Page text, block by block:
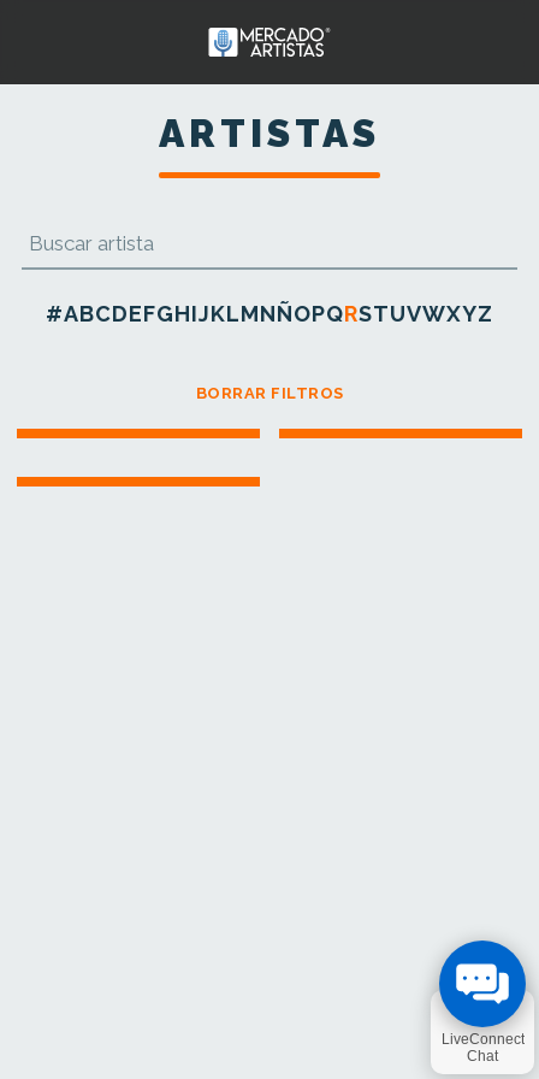
ARTISTAS
#ABCDEFGHIJKLMNÑOPQRSTUVWXYZ
BORRAR FILTROS
RAYOS DE MÉXICO REYKON
REAL CHARANGA